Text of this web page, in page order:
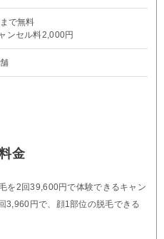
で無料
ンセル料2,000円
金
を2回39,600円で体験できるキャン
3,960円で、顔1部位の脱毛できる